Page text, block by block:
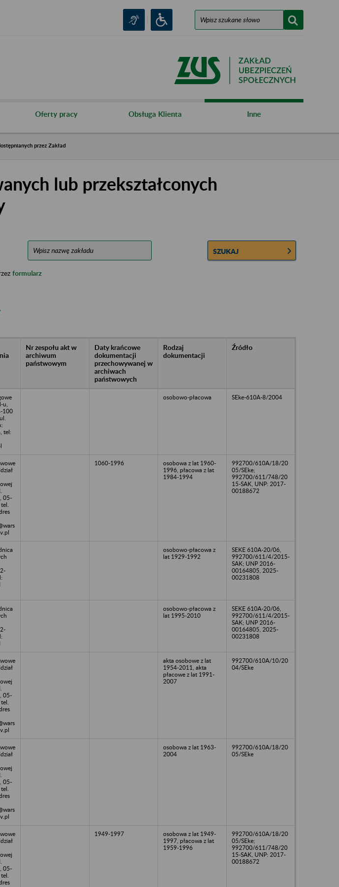
Oferty pracy Obsługa Klienta Inne
przez Zakład
lub przekształconych
SZUKAJ
formularz
Nr zespołu akt w
archiwum
państwowym
Daty krańcowe
dokumentacji
przechowywanej w
archiwach
państwowych
Rodzaj
dokumentacji
Źródło
u,
100
tel:
osobowo-płacowa SEke-610A-8/2004
05-
1060-1996
osobowa z lat 1960-
1996, płacowa z lat
1984-1994
992700/610A/18/20
05/SEke;
992700/611/748/20
15-SAK, UNP: 2017-
00188672
osobowo-płacowa z
lat 1929-1992
SEKE 610A-20/06,
992700/611/4/2015-
SAK; UNP 2016-
00164805, 2025-
00231808
osobowo-płacowa z
lat 1995-2010
SEKE 610A-20/06,
992700/611/4/2015-
SAK; UNP 2016-
00164805, 2025-
00231808
05-
akta osobowe z lat
1954-2011, akta
płacowe z lat 1991-
2007
992700/610A/10/20
04/SEke
05-
osobowa z lat 1963-
2004
992700/610A/18/20
05/SEke
05-
1949-1997
osobowa z lat 1949-
1997, płacowa z lat
1959-1996
992700/610A/18/20
05/SEke;
992700/611/748/20
15-SAK, UNP: 2017-
00188672